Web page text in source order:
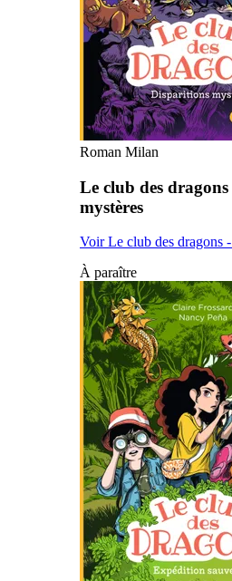
Roman Milan
Le club des
mystères
Voir Le club des dragons
À paraître